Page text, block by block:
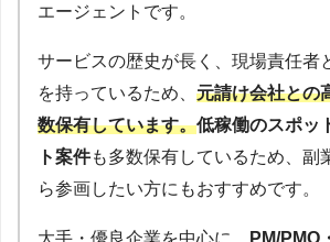
エージェントです。
サービスの歴史が長く、現場責任者
を持っているため、 元請け会社との
数保有しています。低稼働のスポッ
ト案件も多数保有しているため、副
ら参画したい方にもおすすめです。
大手・優良企業を中心に、
PM/PMO